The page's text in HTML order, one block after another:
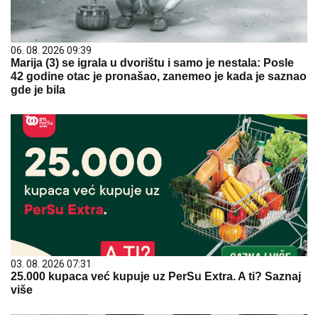
06. 08. 2026 09:39
Marija (3) se igrala u dvorištu i samo je nestala: Posle
42 godine otac je pronašao, zanemeo je kada je saznao
gde je bila
03. 08. 2026 07:31
25.000 kupaca već kupuje uz PerSu Extra. A ti? Saznaj
više